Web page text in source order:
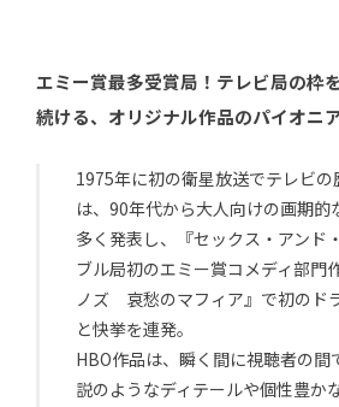
エミー賞最多受賞局！テレビ局の枠
続ける、オリジナル作品のパイオニ
1975年に初の衛星放送でテレビ
は、90年代から大人向けの画期的
多く発表し、『セックス・アンド
ブル局初のエミー賞コメディ部門
ノズ 哀愁のマフィア』で初のド
と快挙を連発。
HBO作品は、瞬く間に視聴者の
説のようなディテールや個性豊か